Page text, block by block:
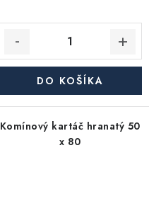
DO KOŠÍKA
Komínový kartáč hranatý 50
x 80